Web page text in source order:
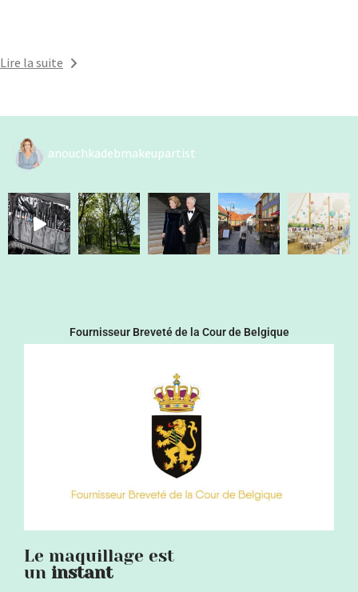
Lire la suite
anouchkadebmakeupartist
Fournisseur Breveté de la Cour de Belgique
Le maquillage est
un instant